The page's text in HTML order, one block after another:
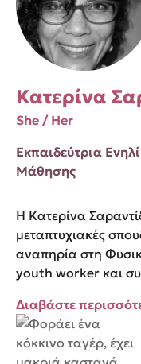
Κατερίνα
She / Her
Εκπαιδεύτρια
Μάθησης
Η Κατερίνα
μεταπτυχιακές
αναπηρία στη
youth worker και
Διαβάστε